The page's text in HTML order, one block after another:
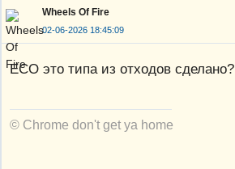
Wheels Of Fire
02-06-2026 18:45:09
ECO это типа из отходов сделано?
© Chrome don't get ya home